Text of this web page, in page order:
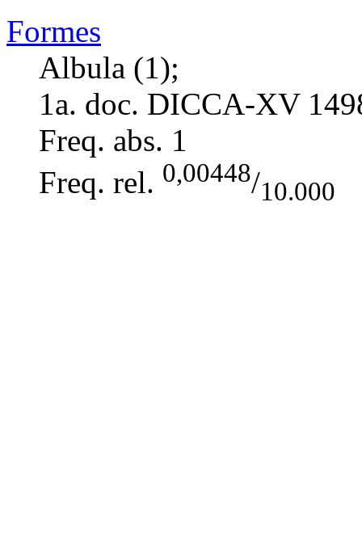
Formes
Albula (1);
1a. doc. DICCA-XV
Freq. abs. 1
Freq. rel. 0,00448/10.000